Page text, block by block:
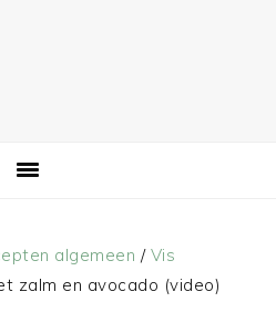
algemeen / Vis
zalm en avocado (video)